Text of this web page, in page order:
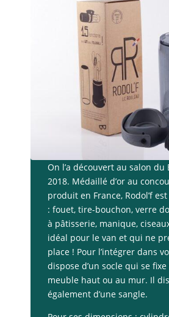
On l’a découvert au salon du
2018. Médaillé d’or au
produit en France, Rodol’f
: fouet, tire-bouchon, verre
à pâtisserie, manique,
idéal pour le van et qui ne
place ! Pour l’intégrer dans
dispose d’un socle qui se
meuble haut ou au mur. Il
également d’une sangle.